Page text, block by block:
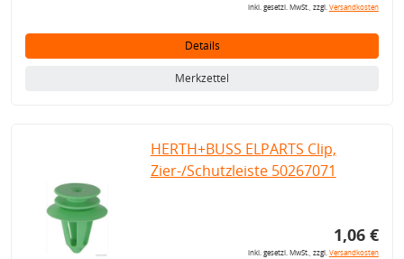
inkl. gesetzl. MwSt., zzgl.Versandkosten
Details
Merkzettel
HERTH+BUSS ELPARTS Clip,
Zier-/Schutzleiste 50267071
1,06 €
inkl. gesetzl. MwSt., zzgl.Versandkosten